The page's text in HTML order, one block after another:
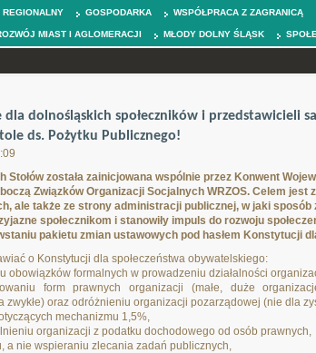
REGIONALNY GOSPODARKA WSPÓŁPRACA Z ZAGRANICĄ
MIAST I AGLOMERACJI MŁODY DOLNY ŚLĄSK
dla dolnośląskich społeczników i przedstawicieli
ds. Pożytku Publicznego!
Stołów została zainicjowana wspólnie przez Konwent
Związków Organizacji Socjalnych WRZOS. Celem
ale także ze strony administracji publicznej, w jaki
społecznikom i stanowiły impuls do rozwoju
pakietu zmian ustawowych pod hasłem Konstytucji
o Konstytucji dla społeczeństwa obywatelskiego:
obowiązków formalnych w prowadzeniu działalności
form prawnych organizacji (małe, duże
zwykłe) oraz odróżnieniu organizacji pozarządowej (nie dla
mechanizmu 1,5%,
organizacji z podatku dochodowego od osób prawnych,
a nie wspieraniu zlecania zadań publicznych,